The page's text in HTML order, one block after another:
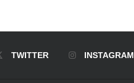
TWITTER INSTAGRAM